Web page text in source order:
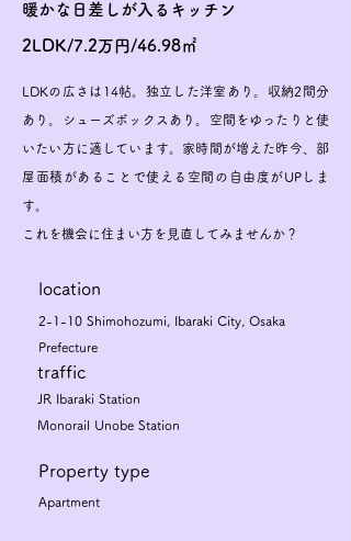
暖かな日差しが入るキッチン
2LDK/7.2万円/46.98㎡
LDKの広さは14帖。独立した洋室あり。収納2間分
あり。シューズボックスあり。空間をゆったりと使
いたい方に適しています。家時間が増えた昨今、部
屋面積があることで使える空間の自由度がUPしま
す。
これを機会に住まい方を見直してみませんか？
​location
2-1-10 Shimohozumi, Ibaraki City, Osaka
Prefecture
traffic
JR Ibaraki Station
Monorail Unobe Station
Property type
Apartment